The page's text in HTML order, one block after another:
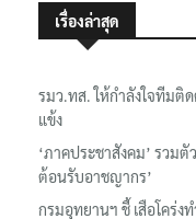
เรื่องล่าสุด
รมว.ทส. ให้กำลังใจทีมติ
แข้ง
‘ภาคประชาสังคม’ รวมตั
ต้อนรับอาชญากร’
กรมอุทยานฯ ชี้ เสือโคร่ง